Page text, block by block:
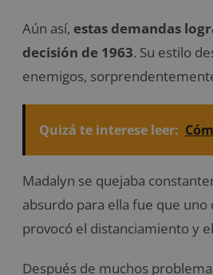
Aún así, estas demandas
decisión de 1963. Su estilo
enemigos,
Quizá te interese leer:
Madalyn se quejaba
absurdo para ella fue que uno
provocó el distanciamiento y
Después de muchos